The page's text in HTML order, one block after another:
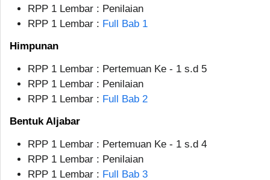
RPP 1 Lembar : Penilaian
RPP 1 Lembar : Full Bab 1
Himpunan
RPP 1 Lembar : Pertemuan Ke - 1 s.d 5
RPP 1 Lembar : Penilaian
RPP 1 Lembar : Full Bab 2
Bentuk Aljabar
RPP 1 Lembar : Pertemuan Ke - 1 s.d 4
RPP 1 Lembar : Penilaian
RPP 1 Lembar : Full Bab 3